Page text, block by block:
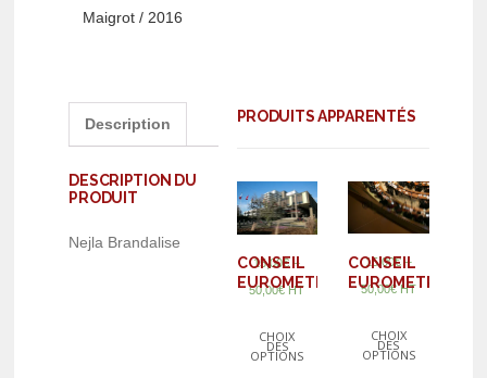
Maigrot / 2016
Description
DESCRIPTION DU
PRODUIT
Nejla Brandalise
PRODUITS APPARENTÉS
CONSEIL
EUROMETROPOLE
15,00€–
50,00€ HT
CHOIX
DES
OPTIONS
CONSEIL
15,00€–
50,00€ HT
CHOIX
DES
OPTIONS